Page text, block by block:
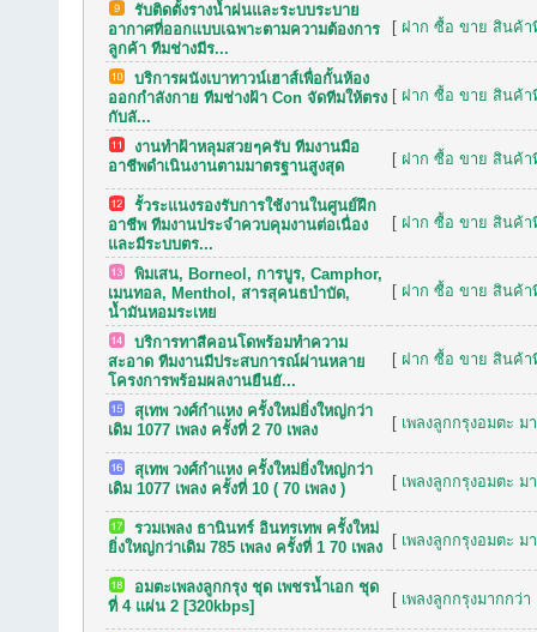
รับติดตั้งรางน้ำฝนและระบบระบาย
อากาศที่ออกแบบเฉพาะตามความต้องการ
ลูกค้า ทีมช่างมีร...
[ ฝาก ซื้อ ขาย สินค้า
บริการผนังเบาทาวน์เฮาส์เพื่อกั้นห้อง
ออกกำลังกาย ทีมช่างฝ้า Con จัดทีมให้ตรง
กับลั...
[ ฝาก ซื้อ ขาย สินค้า
งานทำฝ้าหลุมสวยๆครับ ทีมงานมือ
อาชีพดำเนินงานตามมาตรฐานสูงสุด
[ ฝาก ซื้อ ขาย สินค้า
รั้วระแนงรองรับการใช้งานในศูนย์ฝึก
อาชีพ ทีมงานประจำควบคุมงานต่อเนื่อง
และมีระบบตร...
[ ฝาก ซื้อ ขาย สินค้า
พิมเสน, Borneol, การบูร, Camphor,
เมนทอล, Menthol, สารสุคนธบำบัด,
น้ำมันหอมระเหย
[ ฝาก ซื้อ ขาย สินค้า
บริการทาสีคอนโดพร้อมทำความ
สะอาด ทีมงานมีประสบการณ์ผ่านหลาย
โครงการพร้อมผลงานยืนยั...
[ ฝาก ซื้อ ขาย สินค้า
สุเทพ วงศ์กำแหง ครั้งใหม่ยิ่งใหญ่กว่า
เดิม 1077 เพลง ครั้งที่ 2 70 เพลง
[ เพลงลูกกรุงอมตะ ม
สุเทพ วงศ์กำแหง ครั้งใหม่ยิ่งใหญ่กว่า
เดิม 1077 เพลง ครั้งที่ 10 ( 70 เพลง )
[ เพลงลูกกรุงอมตะ ม
รวมเพลง ธานินทร์ อินทรเทพ ครั้งใหม่
ยิ่งใหญ่กว่าเดิม 785 เพลง ครั้งที่ 1 70 เพลง
[ เพลงลูกกรุงอมตะ ม
อมตะเพลงลูกกรุง ชุด เพชรน้ำเอก ชุด
ที่ 4 แผ่น 2 [320kbps]
[ เพลงลูกกรุงมากกว่